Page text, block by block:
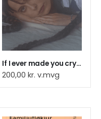
If I ever made you cry, I´am sorry, LP
200,00 kr. v.mvg